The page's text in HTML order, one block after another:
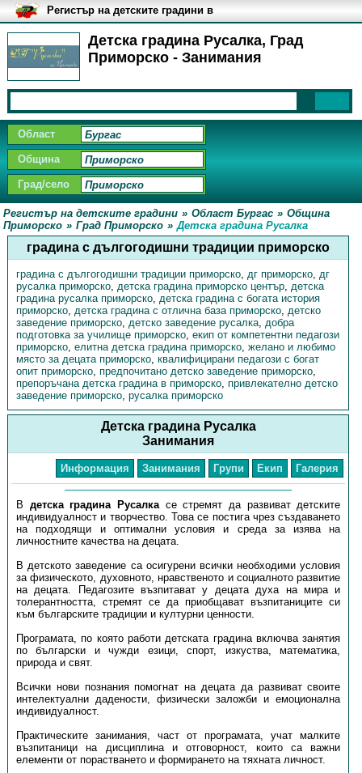
Детска градина Русалка, Град
Приморско - Занимания
Регистър на детските градини в
България
Област
Община
Град/село
Регистър на детските градини » Област Бургас » Община
Приморско » Град Приморско » Детска градина Русалка
градина с дългогодишни традиции приморско
градина с дългогодишни традиции приморско, дг приморско, дг
русалка приморско, детска градина приморско център, детска
градина русалка приморско, детска градина с богата история
приморско, детска градина с отлична база приморско, детско
заведение приморско, детско заведение русалка, добра
подготовка за училище приморско, екип от компетентни педагози
приморско, елитна детска градина приморско, желано и любимо
място за децата приморско, квалифицирани педагози с богат
опит приморско, предпочитано детско заведение приморско,
препоръчана детска градина в приморско, привлекателно детско
заведение приморско, русалка приморско
Детска градина Русалка
Занимания
Информация Занимания Групи Екип Галерия
В детска градина Русалкасе стремят да развиват детските
индивидуалност и творчество. Това се постига чрез създаването
на подходящи и оптимални условия и среда за изява на
личностните качества на децата.
В детското заведение са осигурени всички необходими условия
за физическото, духовното, нравственото и социалното развитие
на децата. Педагозите възпитават у децата духа на мира и
толерантността, стремят се да приобщават възпитаниците си
към българските традиции и културни ценности.
Програмата, по която работи детската градина включва занятия
по български и чужди езици, спорт, изкуства, математика,
природа и свят.
Всички нови познания помогнат на децата да развиват своите
интелектуални дадености, физически заложби и емоционална
индивидуалност.
Практическите занимания, част от програмата, учат малките
възпитаници на дисциплина и отговорност, които са важни
елементи от порастването и формирането на тяхната личност.